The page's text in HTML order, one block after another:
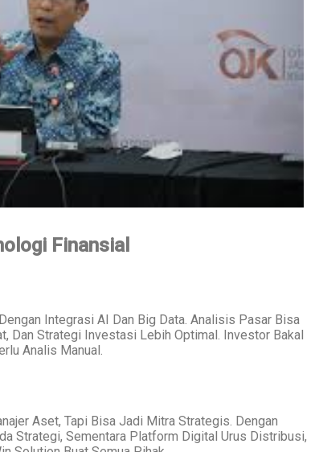
Finansial
Integrasi AI Dan Big Data. Analisis Pasar Bisa
Dan Strategi Investasi Lebih Optimal. Investor Bakal
Analis Manual.
Aset, Tapi Bisa Jadi Mitra Strategis. Dengan
Strategi, Sementara Platform Digital Urus Distribusi,